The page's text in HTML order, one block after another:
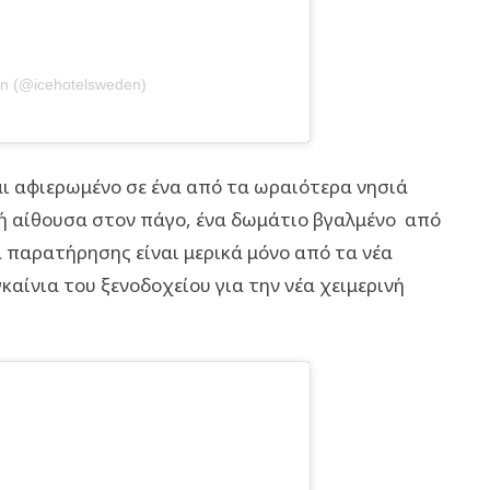
(@icehotelsweden)
αφιερωμένο σε ένα από τα ωραιότερα νησιά
αίθουσα στον πάγο, ένα δωμάτιο βγαλμένο από
είναι μερικά μόνο από τα νέα
του ξενοδοχείου για την νέα χειμερινή